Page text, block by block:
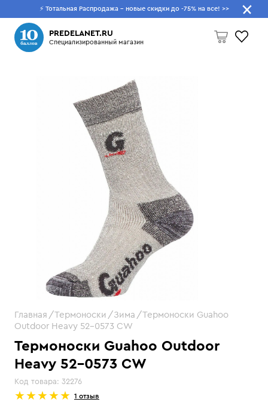
⚡ Тотальная Распродажа - новые скидки до -75% на все! >>
PREDELANET.RU
Специализированный магазин
Что будем искать?
Термоноски Guahoo Outdoor
Heavy 52-0573 CW
Код товара: 32276
1 отзыв
Главная Термоноски Зима
Термоноски Guahoo
Outdoor Heavy 52-0573 CW